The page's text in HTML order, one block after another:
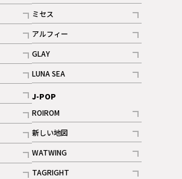
記事
ミセス
記事
アルフィー
記事
GLAY
記事
LUNA SEA
記事
J-POP
ROIROM
記事
新しい地図
記事
WATWING
記事
TAGRIGHT